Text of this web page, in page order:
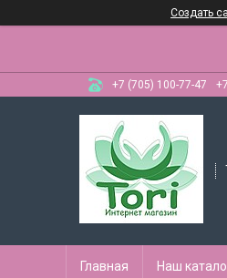
Создать
+7 (705) 100-77-47
Главная Наш